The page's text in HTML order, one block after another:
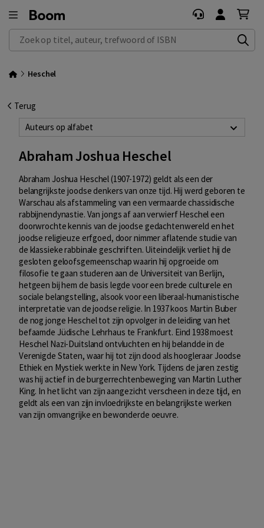
Zoek op titel, auteur, trefwoord of ISBN
Heschel
Terug
Auteurs op alfabet
Abraham Joshua Heschel
Abraham Joshua Heschel (1907-1972) geldt als een der
belangrijkste joodse denkers van onze tijd. Hij werd geboren te
Warschau als afstammeling van een vermaarde chassidische
rabbijnendynastie. Van jongs af aan verwierf Heschel een
doorwrochte kennis van de joodse gedachtenwereld en het
joodse religieuze erfgoed, door nimmer aflatende studie van
de klassieke rabbinale geschriften. Uiteindelijk verliet hij de
gesloten geloofsgemeenschap waarin hij opgroeide om
filosofie te gaan studeren aan de Universiteit van Berlijn,
hetgeen bij hem de basis legde voor een brede culturele en
sociale belangstelling, alsook voor een liberaal-humanistische
interpretatie van de joodse religie. In 1937 koos Martin Buber
de nog jonge Heschel tot zijn opvolger in de leiding van het
befaamde Jüdische Lehrhaus te Frankfurt. Eind 1938 moest
Heschel Nazi-Duitsland ontvluchten en hij belandde in de
Verenigde Staten, waar hij tot zijn dood als hoogleraar Joodse
Ethiek en Mystiek werkte in New York. Tijdens de jaren zestig
was hij actief in de burgerrechtenbeweging van Martin Luther
King. In het licht van zijn aangezicht verscheen in deze tijd, en
geldt als een van zijn invloedrijkste en belangrijkste werken
van zijn omvangrijke en bewonderde oeuvre.